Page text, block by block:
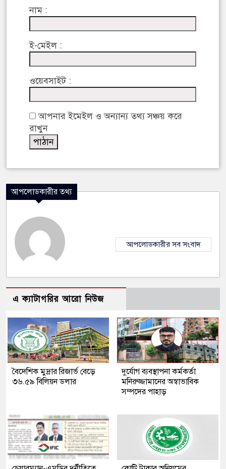
নাম :
ই-মেইল :
ওয়েবসাইট :
আপনার ইমেইল ও অন্যান্য তথ্য সঞ্চয় করে
রাখুন
আপলোডকারীর তথ্য
আপলোডকারীর সব সংবাদ
এ ক্যাটাগরির আরো নিউজ
বৈদেশিক মুদ্রার রিজার্ভ বেড়ে
৩৬.৫৯ বিলিয়ন ডলার
দুর্যোগ ব্যবস্থাপনা কর্মকর্তা
মনিরুজ্জামানের অস্বাভাবিক
সম্পদের পাহাড়